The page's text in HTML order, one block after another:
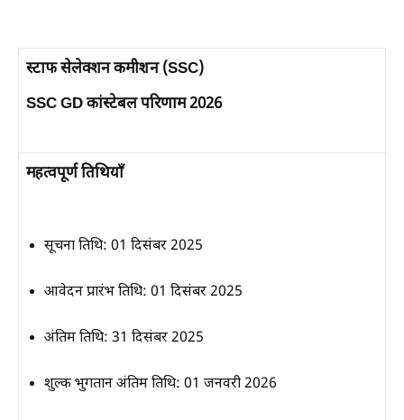
स्टाफ सेलेक्शन कमीशन (SSC)
SSC GD कांस्टेबल परिणाम 2026
महत्वपूर्ण तिथियाँ
सूचना तिथि: 01 दिसंबर 2025
आवेदन प्रारंभ तिथि: 01 दिसंबर 2025
अंतिम तिथि: 31 दिसंबर 2025
शुल्क भुगतान अंतिम तिथि: 01 जनवरी 2026